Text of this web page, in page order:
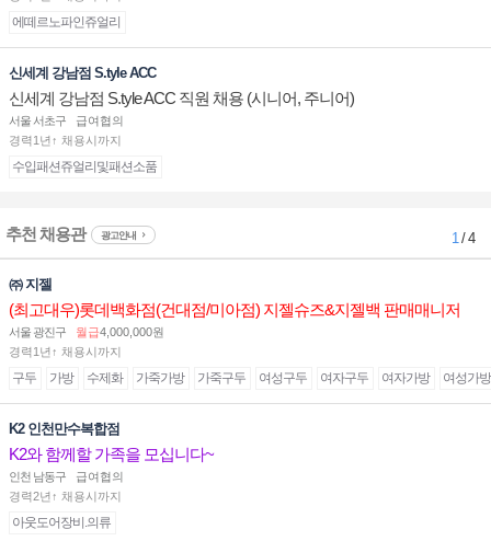
에떼르노파인쥬얼리
신세계 강남점 S.tyle ACC
신세계 강남점 S.tyle ACC 직원 채용 (시니어, 주니어)
서울 서초구
급여협의
경력1년↑ 채용시까지
수입패션쥬얼리및패션소품
추천 채용관 광고안내 1/ 4
㈜ 지젤
(최고대우)롯데백화점(건대점/미아점) 지젤슈즈&지젤백 판매매니저
(직원) 구인합니다
서울 광진구 월급4,000,000원
경력1년↑ 채용시까지
구두 가방 수제화 가죽가방 가죽구두 여성구두 여자구두 여자가방 여성가방
K2 인천만수복합점
K2와 함께할 가족을 모십니다~
인천 남동구
급여협의
경력2년↑ 채용시까지
아웃도어장비.의류